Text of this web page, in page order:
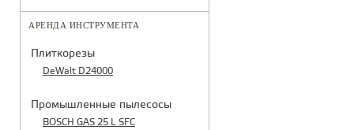
АРЕНДА ИНСТРУМЕНТА
Плиткорезы
DeWalt D24000
Промышленные пылесосы
BOSCH GAS 25 L SFC